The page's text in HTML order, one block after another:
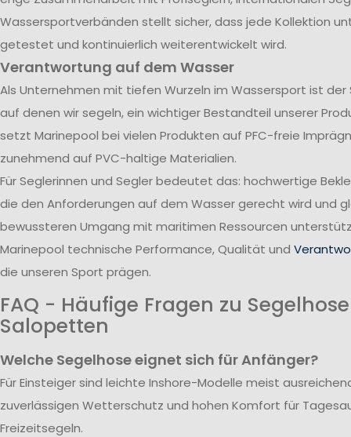
Wassersportverbänden stellt sicher, dass jede Kollektion
getestet und kontinuierlich weiterentwickelt wird.
Verantwortung auf dem Wasser
Als Unternehmen mit tiefen Wurzeln im Wassersport ist der
auf denen wir segeln, ein wichtiger Bestandteil unserer
setzt Marinepool bei vielen Produkten auf PFC-freie
zunehmend auf PVC-haltige Materialien.
Für Seglerinnen und Segler bedeutet das: hochwertige
die den Anforderungen auf dem Wasser gerecht wird und
bewussteren Umgang mit maritimen Ressourcen
Marinepool technische Performance, Qualität und
die unseren Sport prägen.
FAQ - Häufige Fragen zu
Salopetten
Welche Segelhose eignet sich für Anfänger?
Für Einsteiger sind leichte Inshore-Modelle meist
zuverlässigen Wetterschutz und hohen Komfort für
Freizeitsegeln.